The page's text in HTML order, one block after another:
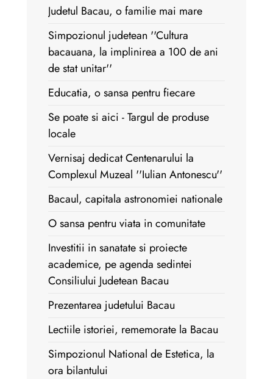
Judetul Bacau, o familie mai mare
Simpozionul judetean ''Cultura
bacauana, la implinirea a 100 de ani
de stat unitar''
Educatia, o sansa pentru fiecare
Se poate si aici - Targul de produse
locale
Vernisaj dedicat Centenarului la
Complexul Muzeal ''Iulian Antonescu''
Bacaul, capitala astronomiei nationale
O sansa pentru viata in comunitate
Investitii in sanatate si proiecte
academice, pe agenda sedintei
Consiliului Judetean Bacau
Prezentarea judetului Bacau
Lectiile istoriei, rememorate la Bacau
Simpozionul National de Estetica, la
ora bilantului